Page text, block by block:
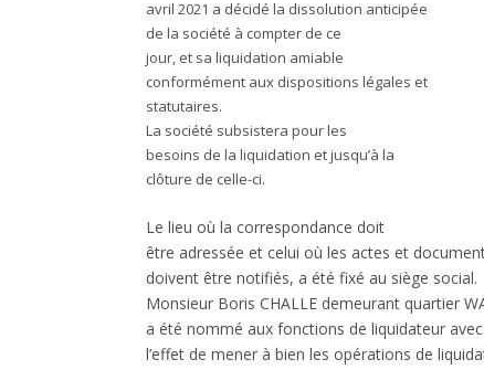
avril 2021 a décidé la dissolution anticipée
de la société à compter de ce
jour, et sa liquidation amiable
conformément aux dispositions légales et
statutaires.
La société subsistera pour les
besoins de la liquidation et jusqu’à la
clôture de celle-ci.
Le lieu où la correspondance doit
être adressée et celui où les actes et
doivent être notifiés, a été fixé au siège social.
Monsieur Boris CHALLE demeurant quartier
a été nommé aux fonctions de liquidateur
l’effet de mener à bien les opérations de